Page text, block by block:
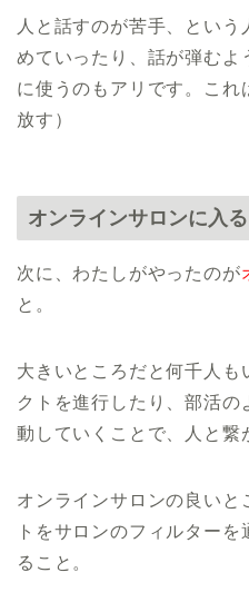
人と話すのが苦手、という
めていったり、話が弾むよ
に使うのもアリです。これ
放す）
オンラインサロンに入る
次に、わたしがやったのが
と。
大きいところだと何千人も
クトを進行したり、部活
動していくことで、人と繋
オンラインサロンの良いと
トをサロンのフィルター
ること。